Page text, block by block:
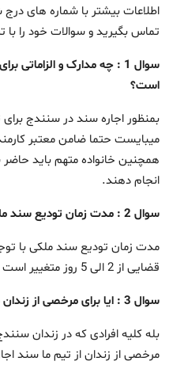
اطلاعات بیشتر با شماره های
تماس بگیرید و سوالات خود را با
سوال 1 : چه مدارک و
است؟
بمنظور اجاره سند در سنندج
میبایست حتما ضامن معتبر
همچنین خانواده متهم باید
انجام دهند.
سوال 2 : مدت زمان تودیع سند ملکی چقدر است؟
مدت زمان تودیع سند ملکی با
قضایی از 2 الی 5 روز متغییر است .
سوال 3 : ایا برای مرخصی از زندان میتوان سند ملکی اجاره نمود؟
بله کلیه افرادی که در زندان
مرخصی از زندان از تیم ما سند